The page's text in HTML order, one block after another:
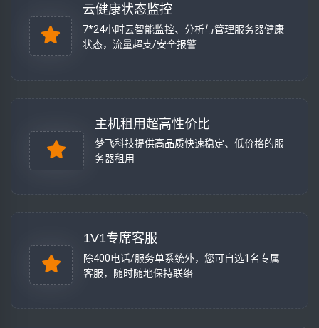
云健康状态监控
7*24小时云智能监控、分析与管理服务器健康
状态，流量超支/安全报警
主机租用超高性价比
梦飞科技提供高品质快速稳定、低价格的服
务器租用
1V1专席客服
除400电话/服务单系统外，您可自选1名专属
客服，随时随地保持联络